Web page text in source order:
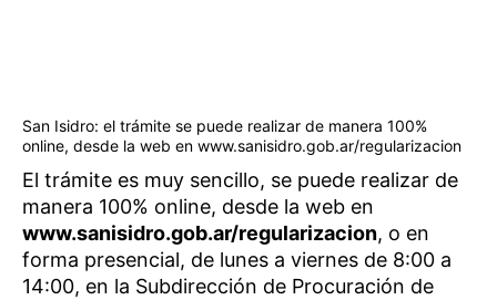
San Isidro: el trámite se puede realizar de manera 100%
online, desde la web en www.sanisidro.gob.ar/regularizacion
El trámite es muy sencillo, se puede realizar de
manera 100% online, desde la web en
www.sanisidro.gob.ar/regularizacion, o en
forma presencial, de lunes a viernes de 8:00 a
14:00, en la Subdirección de Procuración de